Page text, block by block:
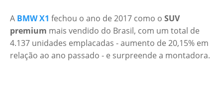
A BMW X1 fechou o ano de 2017 como o SUV
premium mais vendido do Brasil, com um total de
4.137 unidades emplacadas - aumento de 20,15% em
relação ao ano passado - e surpreende a montadora.